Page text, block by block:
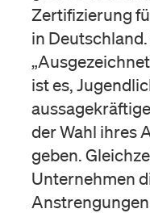
Zertifizierung
in
ist es,
der Wahl ihres
geben.
Unternehmen